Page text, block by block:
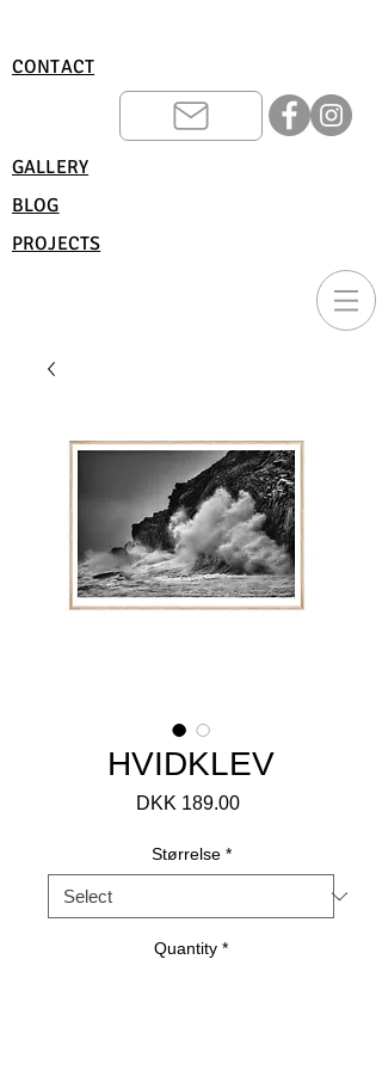
CONTACT
GALLERY
BLOG
PROJECTS
HVIDKLEV
DKK 189.00Price
Størrelse *
Quantity *